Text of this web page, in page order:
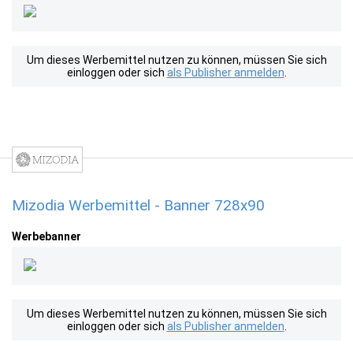
Um dieses Werbemittel nutzen zu können, müssen Sie sich
einloggen oder sich als Publisher anmelden
Mizodia Werbemittel - Banner 728x90
Werbebanner
Um dieses Werbemittel nutzen zu können, müssen Sie sich
einloggen oder sich als Publisher anmelden